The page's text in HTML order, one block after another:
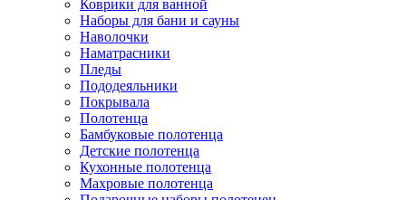
Коврики для ванной
Наборы для бани и сауны
Наволочки
Наматрасники
Пледы
Пододеяльники
Покрывала
Полотенца
Бамбуковые полотенца
Детские полотенца
Кухонные полотенца
Махровые полотенца